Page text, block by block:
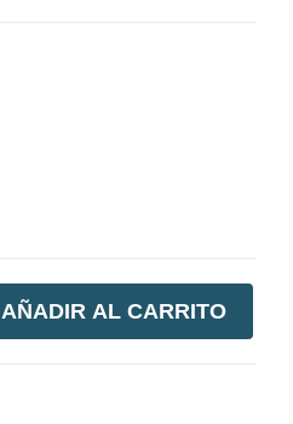
AÑADIR AL CARRITO